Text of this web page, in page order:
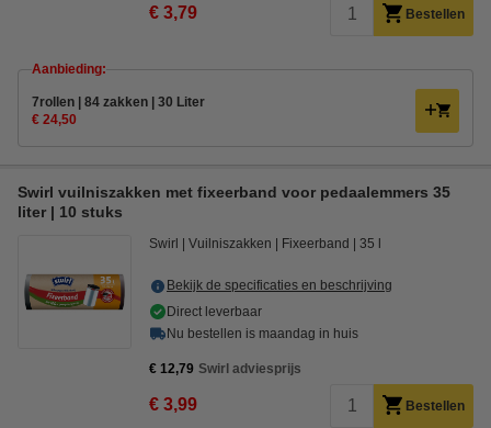
€ 3,79 Bestellen
Aanbieding:
7rollen | 84 zakken | 30 Liter
€ 24,50
Swirl vuilniszakken met fixeerband voor pedaalemmers 35
liter | 10 stuks
Swirl Vuilniszakken Fixeerband 35 l
Bekijk de specificaties en beschrijving
Direct leverbaar
Nu bestellen is maandag in huis
€ 12,79 Swirl adviesprijs
€ 3,99 Bestellen